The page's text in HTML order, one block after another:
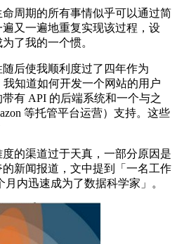
期的所有事情似乎可以通过简
又一遍地重复实现该过程，设
了我的一个惯。
后使我顺利度过了四年作为
知道如何开发一个网站的用户
有 API 的后端系统和一个与之
等托管平台运营）支持。这些
渠道过于天真，一部分原因是
新闻报道，文中提到「一名工作
内迅速成为了数据科学家」。